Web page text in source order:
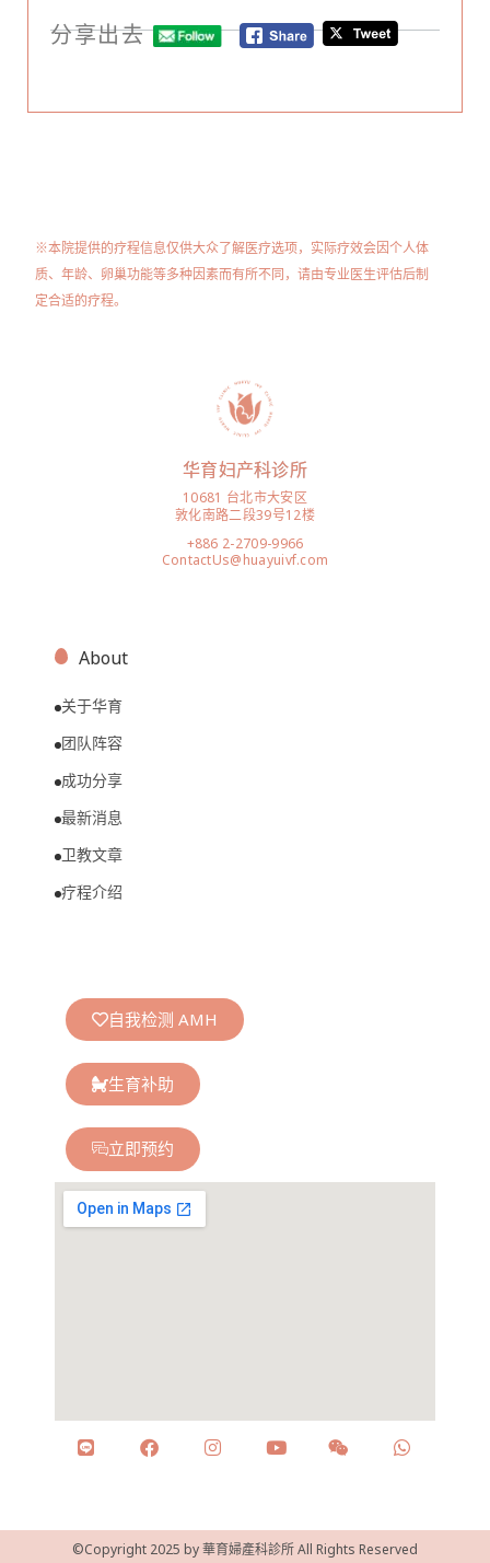
分享出去
※本院提供的疗程信息仅供大众了解医疗选项，实际疗效会因个人体
质、年龄、卵巢功能等多种因素而有所不同，请由专业医生评估后制
定合适的疗程。
华育妇产科诊所
10681 台北市大安区
敦化南路二段39号12楼
+886 2-2709-9966
ContactUs@huayuivf.com
About
关于华育
团队阵容
成功分享
最新消息
卫教文章
疗程介绍
自我检测 AMH
生育补助
立即预约
©Copyright 2025 by 華育婦產科診所 All Rights Reserved